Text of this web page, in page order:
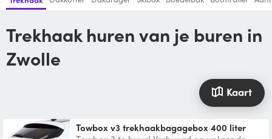
Trekhaak huren van je buren in
Zwolle
Kaart
Towbox v3 trekhaakbagagebox 400 liter